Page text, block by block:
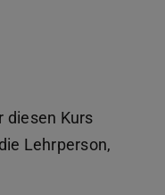
diesen Kurs
Lehrperson,